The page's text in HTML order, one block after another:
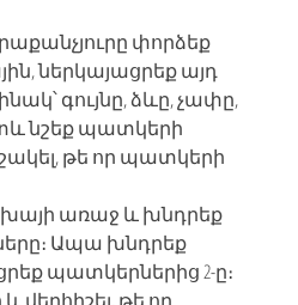
փորձեք
ներկայացրեք այդ
գույնը, ձևը, չափը,
նշեք պատկերի
թե որ պատկերի
առաջ և խնդրեք
Ապա խնդրեք
պատկերներից 2-ը։